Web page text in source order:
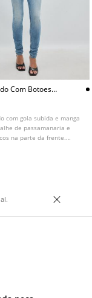
Com Botoes
com gola subida e manga
de passamanaria e
na parte da frente.